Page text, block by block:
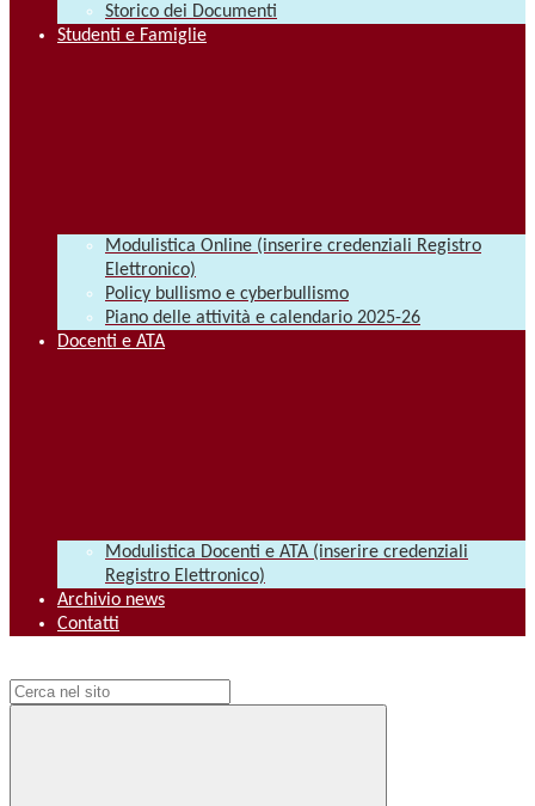
Storico dei Documenti
Studenti e Famiglie
Modulistica Online (inserire credenziali Registro
Elettronico)
Policy bullismo e cyberbullismo
Piano delle attività e calendario 2025-26
Docenti e ATA
Modulistica Docenti e ATA (inserire credenziali
Registro Elettronico)
Archivio news
Contatti